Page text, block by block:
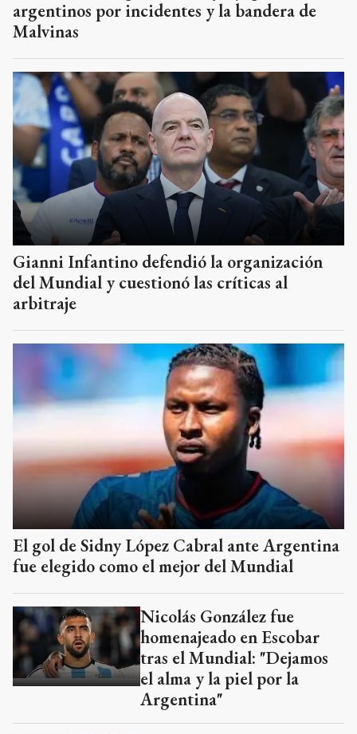
argentinos por incidentes y la bandera de
Malvinas
Gianni Infantino defendió la organización
del Mundial y cuestionó las críticas al
arbitraje
El gol de Sidny López Cabral ante Argentina
fue elegido como el mejor del Mundial
Nicolás González fue
homenajeado en Escobar
tras el Mundial: "Dejamos
el alma y la piel por la
Argentina"